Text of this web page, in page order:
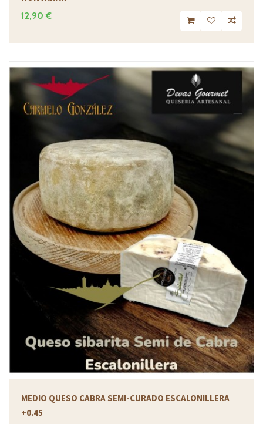
12,90 €
MEDIO QUESO CABRA SEMI-CURADO ESCALONILLERA
+0.45